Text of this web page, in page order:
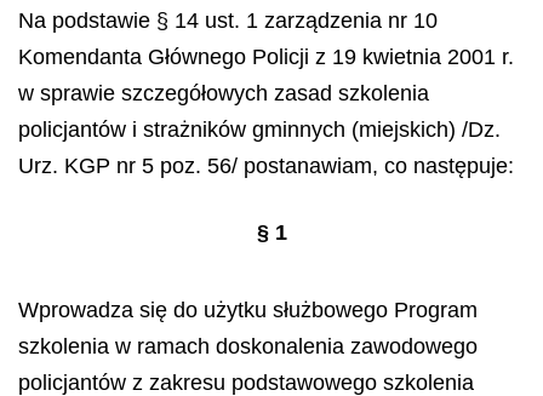
Na podstawie § 14 ust. 1 zarządzenia nr 10
Komendanta Głównego Policji z 19 kwietnia 2001 r.
w sprawie szczegółowych zasad szkolenia
policjantów i strażników gminnych (miejskich) /Dz.
Urz. KGP nr 5 poz. 56/ postanawiam, co następuje:
§ 1
Wprowadza się do użytku służbowego Program
szkolenia w ramach doskonalenia zawodowego
policjantów z zakresu podstawowego szkolenia